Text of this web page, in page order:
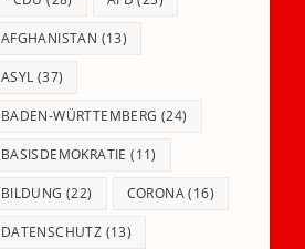
AFGHANISTAN (13)
ASYL (37)
BADEN-WÜRTTEMBERG (24)
BASISDEMOKRATIE (11)
BILDUNG (22) CORONA(16)
DATENSCHUTZ (13)